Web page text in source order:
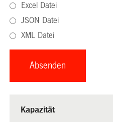
Excel Datei
JSON Datei
XML Datei
Kapazität